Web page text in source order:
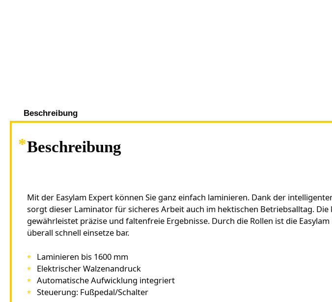
Beschreibung
Beschreibung
Mit der Easylam Expert können Sie ganz einfach laminieren. Dank der
sorgt dieser Laminator für sicheres Arbeit auch im hektischen Betriebsalltag.
gewährleistet präzise und faltenfreie Ergebnisse. Durch die Rollen ist die
überall schnell einsetze bar.
Laminieren bis 1600 mm
Elektrischer Walzenandruck
Automatische Aufwicklung integriert
Steuerung: Fußpedal/Schalter